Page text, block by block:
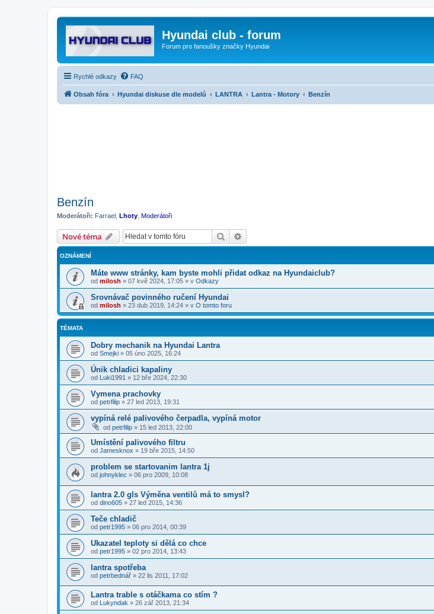
Hyundai club - forum
Forum pro fanoušky značky Hyundai
Rychlé odkazy FAQ
Obsah fóra Hyundai diskuse dle modelů LANTRA Lantra - Motory Benzín
Benzín
Moderátoři: Farrael Lhoty Moderátoři
Nové téma Hledat
OZNÁMENÍ
Máte www stránky, kam byste mohli přidat odkaz na Hyundaiclub?
od milosh » 07 kvě 2024, 17:05 » v Odkazy
Srovnávač povinného ručení Hyundai
od milosh » 23 dub 2019, 14:24 » v O tomto foru
TÉMATA
Dobry mechanik na Hyundai Lantra
od Smejki » 05 úno 2025, 16:24
Únik chladici kapaliny
od Luki1991 » 12 bře 2024, 22:30
Vymena prachovky
od petrfilip » 27 led 2013, 19:31
vypíná relé palivového čerpadla, vypíná motor
od petrfilip » 15 led 2013, 22:00
Umístění palivového filtru
od Jamesknox » 19 bře 2015, 14:50
problem se startovanim lantra 1j
od johnyklec » 06 pro 2009, 10:08
lantra 2.0 gls Výměna ventilů má to smysl?
od dino605 » 27 led 2015, 14:36
Teče chladič
od petr1995 » 06 pro 2014, 00:39
Ukazatel teploty si dělá co chce
od petr1995 » 02 pro 2014, 13:43
lantra spotřeba
od petrbednář » 22 lis 2011, 17:02
Lantra trable s otáčkama co stím ?
od Lukyndak » 26 zář 2013, 21:34